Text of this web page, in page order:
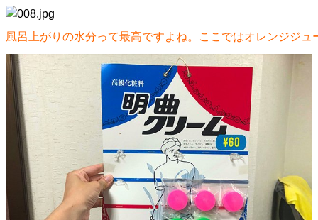
風呂上がりの水分って最高ですよね。ここではオレンジジュ